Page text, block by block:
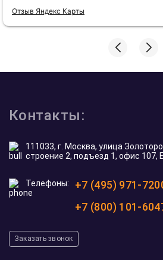
Отзыв Яндекс Карты
Контакты:
111033, г. Москва, улица
строение 2, подъезд 1, офис 107,
Телефоны:
+7 (495) 971-
+7 (800) 101-
Заказать звонок